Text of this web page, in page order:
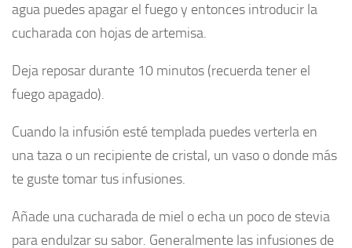
agua puedes apagar el fuego y entonces introducir la
cucharada con hojas de artemisa.
Deja reposar durante 10 minutos (recuerda tener el
fuego apagado).
Cuando la infusión esté templada puedes verterla en
una taza o un recipiente de cristal, un vaso o donde más
te guste tomar tus infusiones.
Añade una cucharada de miel o echa un poco de stevia
para endulzar su sabor. Generalmente las infusiones de